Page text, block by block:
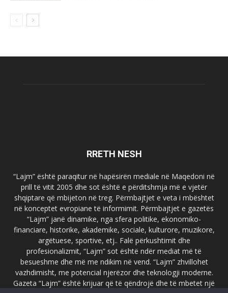
RRETH NESH
“Lajm” është paraqitur në hapësirën mediale në Maqedoni në
prill të vitit 2005 dhe sot është e përditshmja më e vjetër
shqiptare që mbijeton në treg. Përmbajtjet e veta i mbështet
në konceptet evropiane të informimit. Përmbajtjet e gazetës
“Lajm” janë dinamike, nga sfera politike, ekonomiko-
financiare, historike, akademike, sociale, kulturore, muzikore,
argëtuese, sportive, etj.. Falë përkushtimit dhe
profesionalizmit, “Lajm” sot është ndër mediat më të
besueshme dhe më me ndikim në vend. “Lajm” zhvillohet
vazhdimisht, me potencial njerëzor dhe teknologji moderne.
Gazeta “Lajm” është krijuar që të qëndrojë dhe të mbetet një